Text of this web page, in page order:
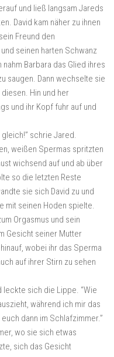
und ließ langsam Jareds
David kam näher zu ihnen
Freund den
seinen harten Schwanz
Barbara das Glied ihres
saugen. Dann wechselte sie
Hin und her
und ihr Kopf fuhr auf und
schrie Jared.
weißen Spermas spritzten
wichsend auf und ab über
so die letzten Reste
sie sich David zu und
mit seinen Hoden spielte.
Orgasmus und sein
Gesicht seiner Mutter
wobei ihr das Sperma
auf ihrer Stirn zu sehen
leckte sich die Lippe. “Wie
während ich mir das
dann im Schlafzimmer.”
wo sie sich etwas
sich das Gesicht